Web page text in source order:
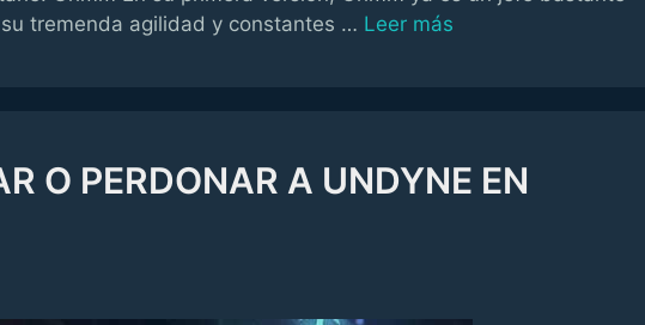
tremenda agilidad y constantes … Leer más
O PERDONAR A UNDYNE EN